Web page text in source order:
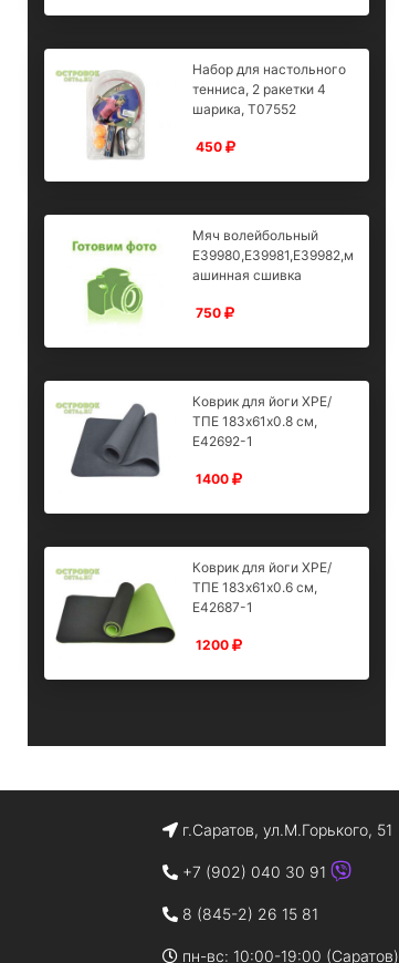
Набор для настольного
тенниса, 2 ракетки 4
шарика, T07552
450
Мяч волейбольный
E39980,E39981,E39982,м
ашинная сшивка
750
Коврик для йоги XPE/
ТПЕ 183х61х0.8 см,
E42692-1
1400
Коврик для йоги XPE/
ТПЕ 183х61х0.6 см,
E42687-1
1200
г.Саратов, ул.М.Горького, 51
+7 (902) 040 30 91
8 (845-2) 26 15 81
пн-вс: 10:00-19:00 (Саратов)